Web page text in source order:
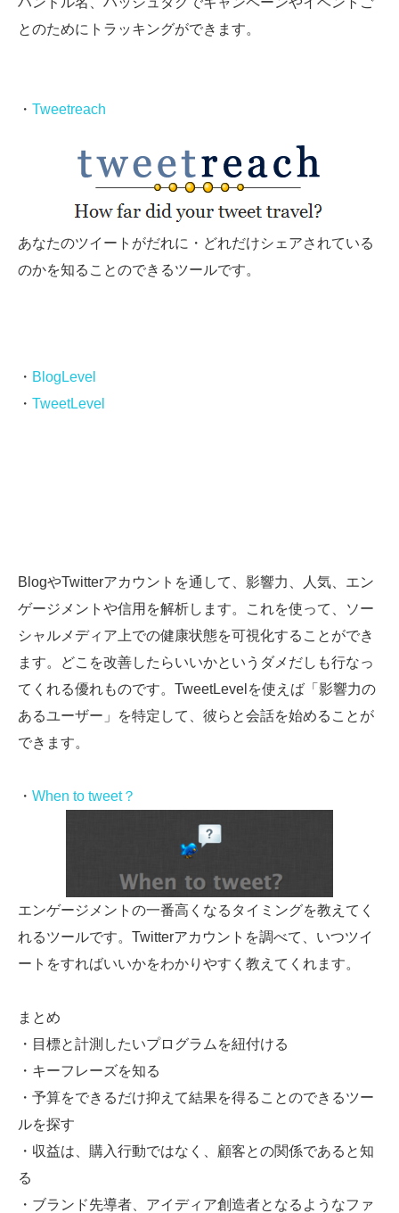
とのためにトラッキングができます。
・ Tweetreach
あなたのツイートがだれに・どれだけシェアされている
のかを知ることのできるツールです。
・ BlogLevel
・ TweetLevel
BlogやTwitterアカウントを通して、影響力、人気、エン
ゲージメントや信用を解析します。これを使って、ソー
シャルメディア上での健康状態を可視化することができ
ます。どこを改善したらいいかというダメだしも行なっ
てくれる優れものです。TweetLevelを使えば「影響力の
あるユーザー」を特定して、彼らと会話を始めることが
できます。
・ When to tweet？
エンゲージメントの一番高くなるタイミングを教えてく
れるツールです。Twitterアカウントを調べて、いつツイ
ートをすればいいかをわかりやすく教えてくれます。
まとめ
・目標と計測したいプログラムを紐付ける
・キーフレーズを知る
・予算をできるだけ抑えて結果を得ることのできるツー
ルを探す
・収益は、購入行動ではなく、顧客との関係であると知
る
・ブランド先導者、アイディア創造者となるようなファ